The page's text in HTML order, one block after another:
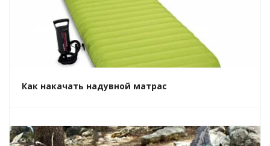
Как накачать надувной матрас